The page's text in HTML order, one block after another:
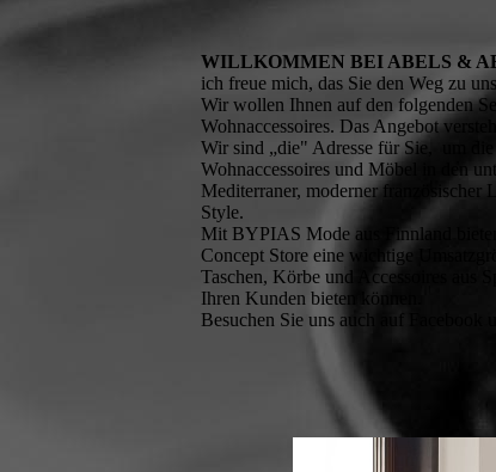
WILLKOMMEN BEI ABELS &
ich freue mich, das Sie den Weg zu
Wir wollen Ihnen auf den folgenden
Wohnaccessoires. Das Angebot
Wir sind „die" Adresse für Sie, um
Wohnaccessoires und Möbel in den
Mediterraner, moderner
Style.
Mit BYPIAS Mode aus Finnland
Concept Store eine wichtige
Taschen, Körbe und Accessoires aus
Ihren Kunden bieten können.
Besuchen Sie uns auch auf Facebook